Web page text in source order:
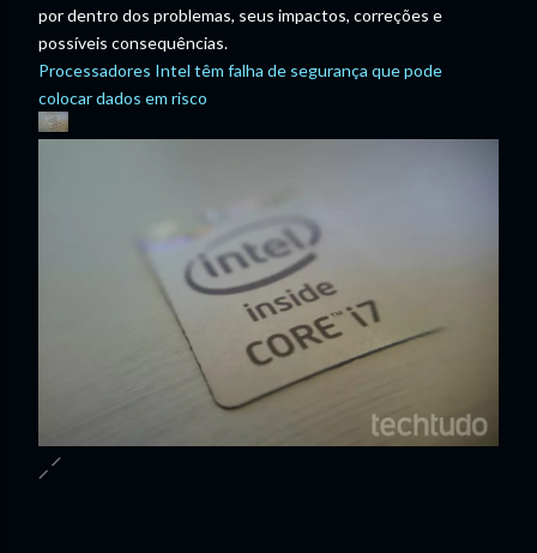
por dentro dos problemas, seus impactos, correções e
possíveis consequências.
Processadores Intel têm falha de segurança que pode
colocar dados em risco